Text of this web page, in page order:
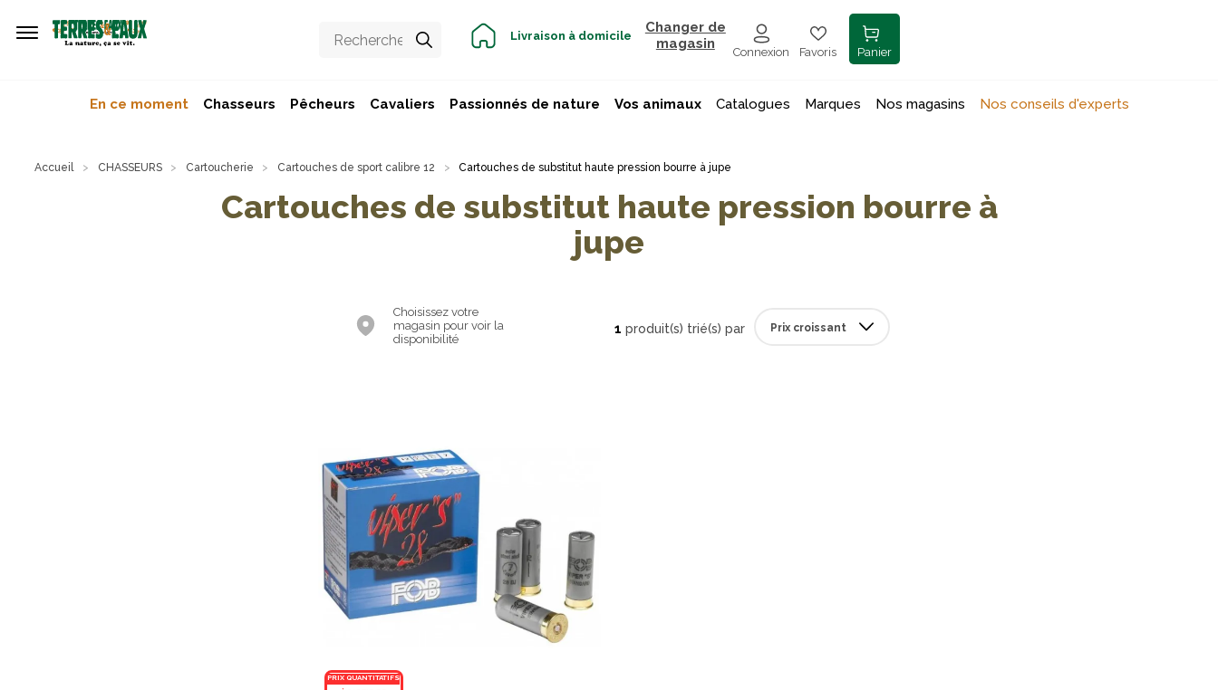
Livraison à domicile
Changer de
magasin
Connexion Favoris Panier
En ce moment Chasseurs Pêcheurs Cavaliers Passionnés de nature Vos animaux Catalogues Marques Nos magasins Nos conseils d'experts
Accueil CHASSEURS Cartoucherie Cartouches de sport calibre 12 Cartouches de substitut haute pression bourre à jupe
Cartouches de substitut haute pression bourre à
jupe
Choisissez votre
magasin pour voir la
disponibilité
1 produit(s) trié(s) par
PRIX QUANTITATIFS